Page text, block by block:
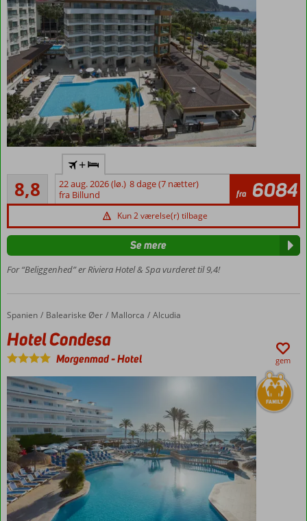
til
Gazipasa
Inclusive
Kleopatra-
stranden
centrum
8,8
Alletiders
131
anmeldelser
+
22 aug. 2026 (lø.) 8 dage (7 nætter)
fra Billund
fra 6084
Kun 2 værelse(r) tilbage
For “Beliggenhed” er Riviera Hotel & Spa vurderet til 9,4!
Se mere
Forside
Spanien Baleariske Øer Mallorca Alcudia
Hotel Condesa
Hotel Condesa
Morgenmad-Hotel gem